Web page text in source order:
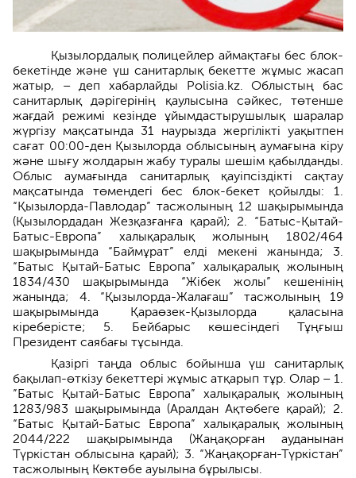
Қызылордалық полицейлер аймақтағы бес блок-
бекетінде және үш санитарлық бекетте жұмыс жасап
жатыр, – деп хабарлайды Polisia.kz. Облыстың бас
санитарлық дәрігерінің қаулысына сәйкес, төтенше
жағдай режимі кезінде ұйымдастырушылық шаралар
жүргізу мақсатында 31 наурызда жергілікті уақытпен
сағат 00:00-ден Қызылорда облысының аумағына кіру
және шығу жолдарын жабу туралы шешім қабылданды.
Облыс аумағында санитарлық қауіпсіздікті сақтау
мақсатында төмендегі бес блок-бекет қойылды: 1.
“Қызылорда-Павлодар” тасжолының 12 шақырымында
(Қызылордадан Жезқазғанға қарай); 2. “Батыс-Қытай-
Батыс-Европа” халықаралық жолының 1802/464
шақырымында “Баймұрат” елді мекені жанында; 3.
“Батыс Қытай-Батыс Европа” халықаралық жолының
1834/430 шақырымында “Жібек жолы” кешенінің
жанында; 4. “Қызылорда-Жалағаш” тасжолының 19
шақырымында Қараөзек-Қызылорда қаласына
кіреберісте; 5. Бейбарыс көшесіндегі Тұңғыш
Президент саябағы тұсында.
Қазіргі таңда облыс бойынша үш санитарлық
бақылап-өткізу бекеттері жұмыс атқарып тұр. Олар – 1.
”Батыс Қытай-Батыс Европа” халықаралық жолының
1283/983 шақырымында (Аралдан Ақтөбеге қарай); 2.
“Батыс Қытай-Батыс Европа” халықаралық жолының
2044/222 шақырымында (Жаңақорған ауданынан
Түркістан облысына қарай); 3. “Жаңақорған-Түркістан”
тасжолының Көктөбе ауылына бұрылысы.